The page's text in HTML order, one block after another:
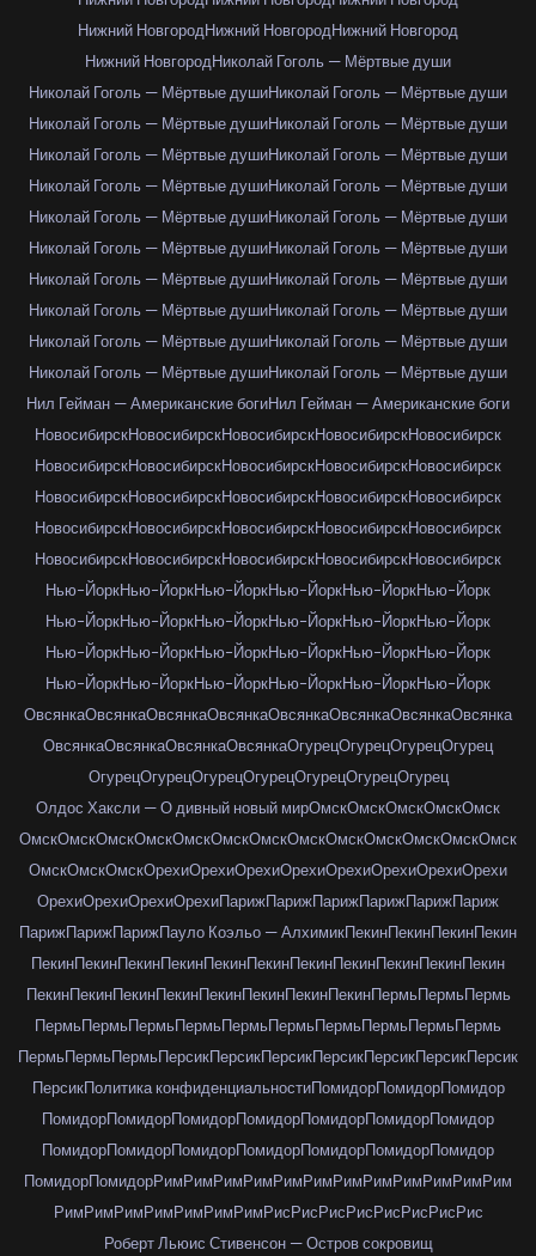
Нижний НовгородНижний НовгородНижний Новгород
Нижний НовгородНиколай Гоголь — Мёртвые души
Николай Гоголь — Мёртвые душиНиколай Гоголь — Мёртвые души
Николай Гоголь — Мёртвые душиНиколай Гоголь — Мёртвые души
Николай Гоголь — Мёртвые душиНиколай Гоголь — Мёртвые души
Николай Гоголь — Мёртвые душиНиколай Гоголь — Мёртвые души
Николай Гоголь — Мёртвые душиНиколай Гоголь — Мёртвые души
Николай Гоголь — Мёртвые душиНиколай Гоголь — Мёртвые души
Николай Гоголь — Мёртвые душиНиколай Гоголь — Мёртвые души
Николай Гоголь — Мёртвые душиНиколай Гоголь — Мёртвые души
Николай Гоголь — Мёртвые душиНиколай Гоголь — Мёртвые души
Николай Гоголь — Мёртвые душиНиколай Гоголь — Мёртвые души
Нил Гейман — Американские богиНил Гейман — Американские боги
НовосибирскНовосибирскНовосибирскНовосибирскНовосибирск
НовосибирскНовосибирскНовосибирскНовосибирскНовосибирск
НовосибирскНовосибирскНовосибирскНовосибирскНовосибирск
НовосибирскНовосибирскНовосибирскНовосибирскНовосибирск
НовосибирскНовосибирскНовосибирскНовосибирскНовосибирск
Нью-ЙоркНью-ЙоркНью-ЙоркНью-ЙоркНью-ЙоркНью-Йорк
Нью-ЙоркНью-ЙоркНью-ЙоркНью-ЙоркНью-ЙоркНью-Йорк
Нью-ЙоркНью-ЙоркНью-ЙоркНью-ЙоркНью-ЙоркНью-Йорк
Нью-ЙоркНью-ЙоркНью-ЙоркНью-ЙоркНью-ЙоркНью-Йорк
ОвсянкаОвсянкаОвсянкаОвсянкаОвсянкаОвсянкаОвсянкаОвсянка
ОвсянкаОвсянкаОвсянкаОвсянкаОгурецОгурецОгурецОгурец
ОгурецОгурецОгурецОгурецОгурецОгурецОгурец
Олдос Хаксли — О дивный новый мирОмскОмскОмскОмскОмск
ОмскОмскОмскОмскОмскОмскОмскОмскОмскОмскОмскОмскОмск
ОмскОмскОмскОрехиОрехиОрехиОрехиОрехиОрехиОрехиОрехи
ОрехиОрехиОрехиОрехиПарижПарижПарижПарижПарижПариж
ПарижПарижПарижПауло Коэльо — АлхимикПекинПекинПекинПекин
ПекинПекинПекинПекинПекинПекинПекинПекинПекинПекинПекин
ПекинПекинПекинПекинПекинПекинПекинПекинПермьПермьПермь
ПермьПермьПермьПермьПермьПермьПермьПермьПермьПермь
ПермьПермьПермьПерсикПерсикПерсикПерсикПерсикПерсикПерсик
ПерсикПолитика конфиденциальностиПомидорПомидорПомидор
ПомидорПомидорПомидорПомидорПомидорПомидорПомидор
ПомидорПомидорПомидорПомидорПомидорПомидорПомидор
ПомидорПомидорРимРимРимРимРимРимРимРимРимРимРимРим
РимРимРимРимРимРимРимРисРисРисРисРисРисРисРис
Роберт Льюис Стивенсон — Остров сокровищ